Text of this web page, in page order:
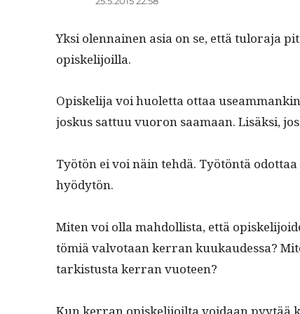
Yksi olen­nainen asia on se, että tulo­ra­ja
opiskelijoilla.
Opiske­li­ja voi huo­let­ta ottaa
joskus sat­tuu vuoron saa­maan. Lisäk­si,
Työtön ei voi näin tehdä. Työtön­tä
hyödytön.
Miten voi olla mah­dol­lista, että
tömiä valvotaan ker­ran kuukaudessa?
tark­istus­ta ker­ran vuoteen?
Kun ker­ran opiske­li­joil­ta voidaan pyytää